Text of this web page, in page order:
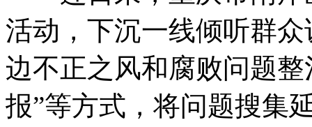
活动，下沉一线倾听群
边不正之风和腐败问题
报”等方式，将问题搜集